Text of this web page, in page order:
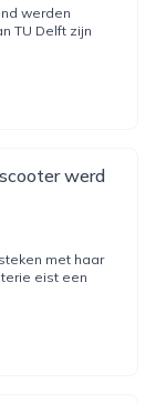
werden
TU Delft zijn
werd
met haar
eist een